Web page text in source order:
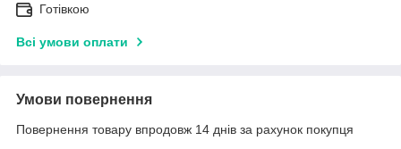
Готівкою
Всі умови оплати
Умови повернення
Повернення товару впродовж 14 днів за рахунок покупця